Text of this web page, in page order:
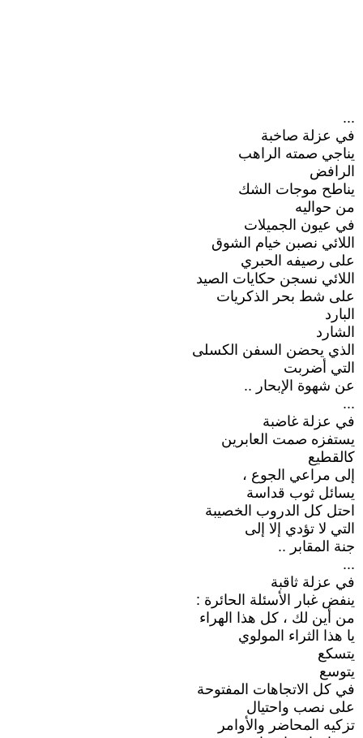
...
في عزلة صاخبة
يناجي صمته الراهب
الرافض
يناطح موجات الشك
من حواليه
في عيون الجميلات
اللائي نصبن خيام الشوق
على رصيفه الحبري
اللائي نسجن حكايات الصيد
على شط بحر الذكريات
البارد
الشارد
الذي يحضن السفن الكسلى
التي أضربت
عن شهوة الإبحار ..
...
في عزلة غاضبة
يستفزه صمت العابرين
كالقطيع
إلى مراعي الجوع ،
يسائل ثوب قداسة
احتل كل الدروب الخصيبة
التي لا تؤدي إلا إلى
جنة المقابر ..
...
في عزلة ثاقبة
ينفض غبار الأسئلة الحائرة :
من أين لك ، كل هذا الهراء
يا هذا الثراء المولوي
يتسكع
يتوسع
في كل الاتجاهات المفتوحة
على نصب واحتيال
تزكيه المحاضر والأوامر